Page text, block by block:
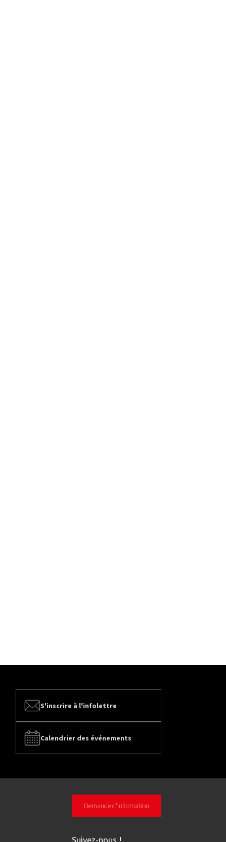
S'inscrire à l'infolettre
Calendrier des événements
Demande d'information